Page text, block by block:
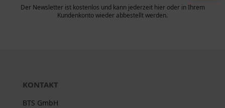
Der Newsletter ist kostenlos und kann jederzeit hier oder in Ihrem
Kundenkonto wieder abbestellt werden.
KONTAKT
BTS GmbH